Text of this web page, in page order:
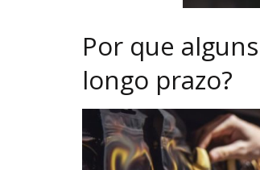
Por que
longo prazo?